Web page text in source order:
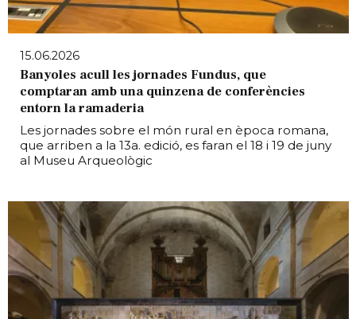
15.06.2026
Banyoles acull les jornades Fundus, que
comptaran amb una quinzena de conferències
entorn la ramaderia
Les jornades sobre el món rural en època romana,
que arriben a la 13a. edició, es faran el 18 i 19 de juny
al Museu Arqueològic